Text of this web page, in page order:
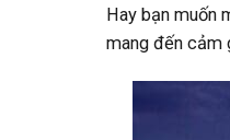
Hay bạn muốn
mang đến cảm